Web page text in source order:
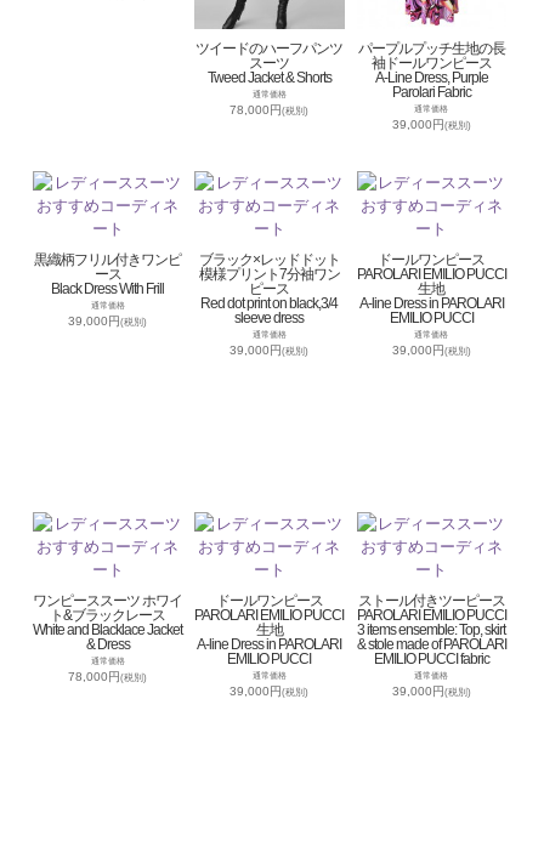
ツイードのハーフパンツ
スーツ
Tweed Jacket & Shorts
通常価格
78,000円(税別)
パープルプッチ生地の長
袖ドールワンピース
A-Line Dress, Purple
Parolari Fabric
通常価格
39,000円(税別)
黒織柄フリル付きワンピ
ース
Black Dress With Frill
通常価格
39,000円(税別)
ブラック×レッドドット
模様プリント7分袖ワン
ピース
Red dot print on black,3/4
sleeve dress
通常価格
39,000円(税別)
ドールワンピース
PAROLARI EMILIO PUCCI
生地
A-line Dress in PAROLARI
EMILIO PUCCI
通常価格
39,000円(税別)
ワンピーススーツ ホワイ
ト&ブラックレース
White and Blacklace Jacket
& Dress
通常価格
78,000円(税別)
ドールワンピース
PAROLARI EMILIO PUCCI
生地
A-line Dress in PAROLARI
EMILIO PUCCI
通常価格
39,000円(税別)
ストール付きツーピース
PAROLARI EMILIO PUCCI
3 items ensemble: Top, skirt
& stole made of PAROLARI
EMILIO PUCCI fabric
通常価格
39,000円(税別)